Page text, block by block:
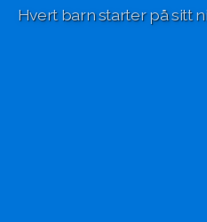
Hvert barn starter på sitt